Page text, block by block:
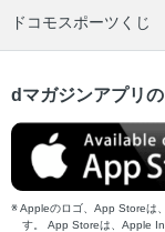
ドコモスポーツくじ
dマガジンアプリ
Appleのロゴ、App Storeは
す。 App Storeは、Apple